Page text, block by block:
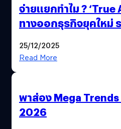
จ่ายแยกทำไม ? ‘True
ทางออกธุรกิจยุคใหม่ ร
25/12/2025
Read More
พาส่อง Mega Trends
2026